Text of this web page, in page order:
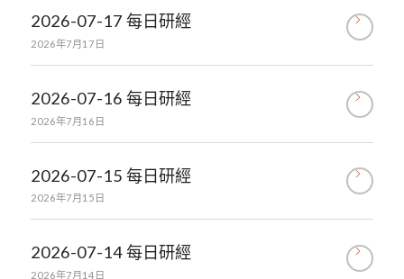
2026-07-17 每日研經
2026年7月17日
2026-07-16 每日研經
2026年7月16日
2026-07-15 每日研經
2026年7月15日
2026-07-14 每日研經
2026年7月14日